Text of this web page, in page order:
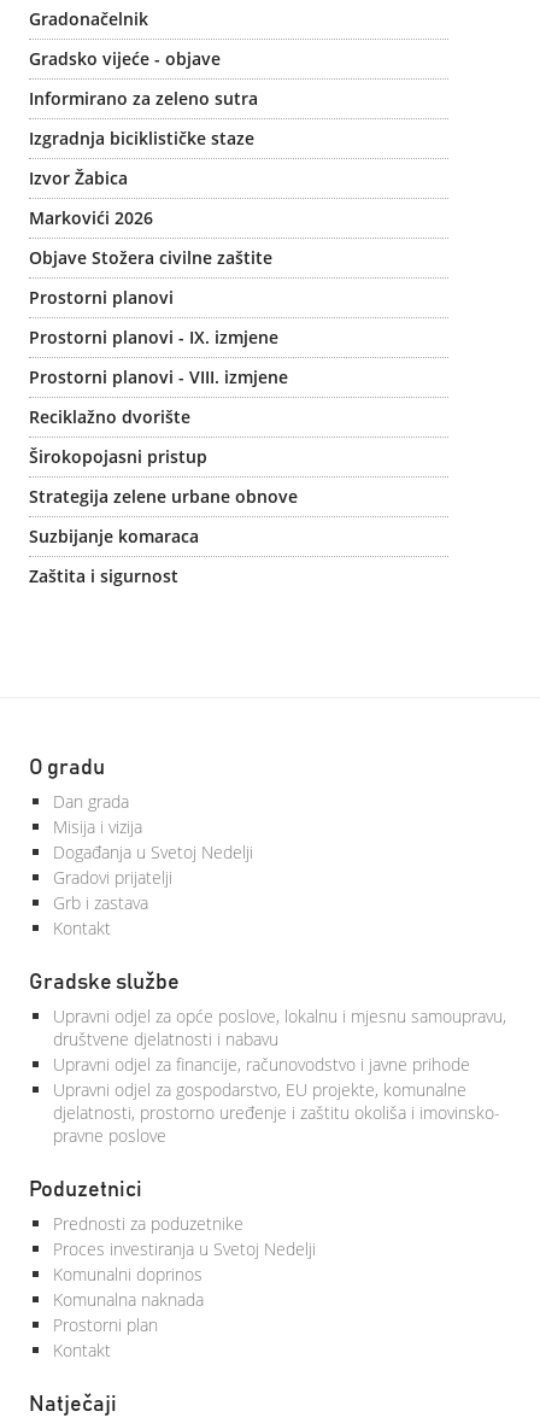
Gradonačelnik
Gradsko vijeće - objave
Informirano za zeleno sutra
Izgradnja biciklističke staze
Izvor Žabica
Markovići 2026
Objave Stožera civilne zaštite
Prostorni planovi
Prostorni planovi - IX. izmjene
Prostorni planovi - VIII. izmjene
Reciklažno dvorište
Širokopojasni pristup
Strategija zelene urbane obnove
Suzbijanje komaraca
Zaštita i sigurnost
O gradu
Dan grada
Misija i vizija
Događanja u Svetoj Nedelji
Gradovi prijatelji
Grb i zastava
Kontakt
Gradske službe
Upravni odjel za opće poslove, lokalnu i mjesnu samoupravu,
društvene djelatnosti i nabavu
Upravni odjel za financije, računovodstvo i javne prihode
Upravni odjel za gospodarstvo, EU projekte, komunalne
djelatnosti, prostorno uređenje i zaštitu okoliša i imovinsko-
pravne poslove
Poduzetnici
Prednosti za poduzetnike
Proces investiranja u Svetoj Nedelji
Komunalni doprinos
Komunalna naknada
Prostorni plan
Kontakt
Natječaji